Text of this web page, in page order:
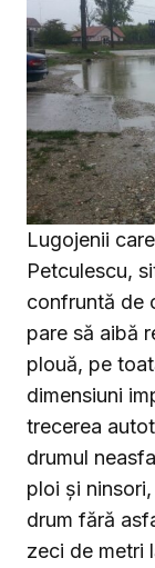
Lugojenii
Petculescu,
confruntă de
pare să aibă
plouă, pe
dimensiuni
trecerea
drumul
ploi și
drum fără
zeci de metri